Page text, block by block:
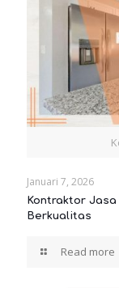
Januari 7, 2026
Kontraktor
Berkualitas
Read more